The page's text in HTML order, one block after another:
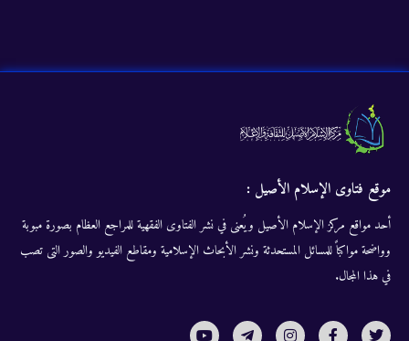
موقع فتاوى الإسلام الأصيل :
أحد مواقع مركز الإسلام الأصيل ويُعنى في نشر الفتاوى الفقهية للمراجع العظام بصورة مبوبة
وواضحة مواكباً للمسائل المستحدثة ونشر الأبحاث الإسلامية ومقاطع الفيديو والصور التى تصب
في هذا المجال.